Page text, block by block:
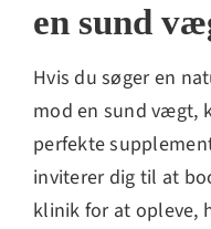
en sund
Hvis du søger en
mod en sund vægt,
perfekte
inviterer dig til at
klinik for at opleve,